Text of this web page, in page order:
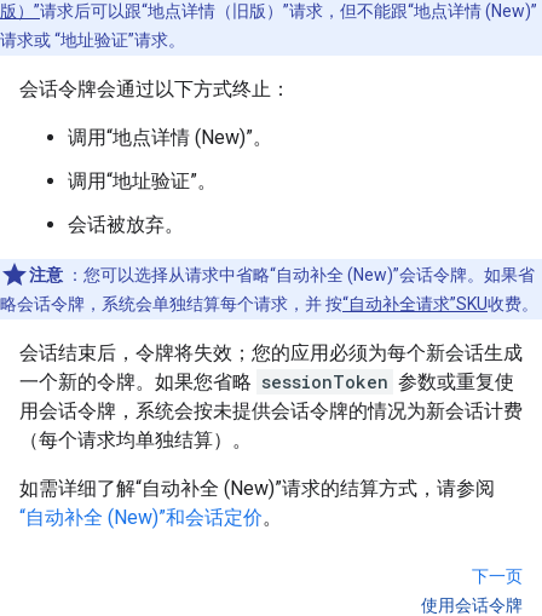
版）”请求后可以跟“地点详情（旧版）”请求，但不能跟“地点详情 (New)”
请求或 “地址验证”请求。
会话令牌会通过以下方式终止：
调用“地点详情 (New)”。
调用“地址验证”。
会话被放弃。
注意 ：您可以选择从请求中省略“自动补全 (New)”会话令牌。如果省
略会话令牌，系统会单独结算每个请求，并 按“自动补全请求”SKU收费。
会话结束后，令牌将失效；您的应用必须为每个新会话生成
一个新的令牌。如果您省略 sessionToken 参数或重复使
用会话令牌，系统会按未提供会话令牌的情况为新会话计费
（每个请求均单独结算）。
如需详细了解“自动补全 (New)”请求的结算方式，请参阅
“自动补全 (New)”和会话定价。
下一页
使用会话令牌